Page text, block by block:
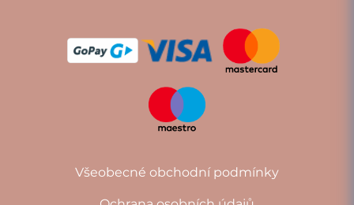
Všeobecné obchodní podmínky